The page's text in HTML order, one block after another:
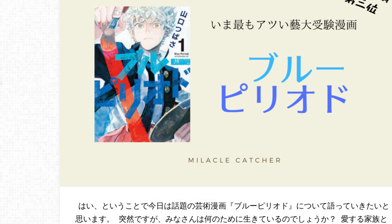
はい、ということで今日は話題の芸術漫画『ブルーピリオド』について語っていきたいと
思います。 突然ですが、みなさんは何のために生きているのでしょうか？ 愛する家族と